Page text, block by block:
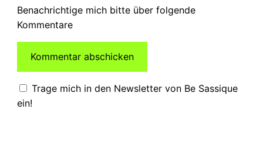
Benachrichtige mich bitte über folgende
Kommentare
Trage mich in den Newsletter von Be Sassique
ein!